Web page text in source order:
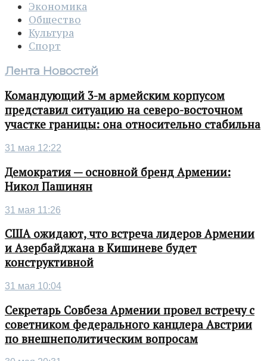
Экономика
Общество
Культура
Спорт
Лента Новостей
Командующий 3-м армейским корпусом
представил ситуацию на северо-восточном
участке границы: она относительно стабильна
31 мая 12:22
Демократия — основной бренд Армении:
Никол Пашинян
31 мая 11:26
США ожидают, что встреча лидеров Армении
и Азербайджана в Кишиневе будет
конструктивной
31 мая 10:04
Секретарь Совбеза Армении провел встречу с
советником федерального канцлера Австрии
по внешнеполитическим вопросам